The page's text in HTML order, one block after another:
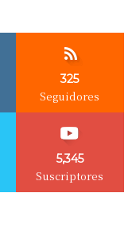
325
Seguidores
5,345
Suscriptores